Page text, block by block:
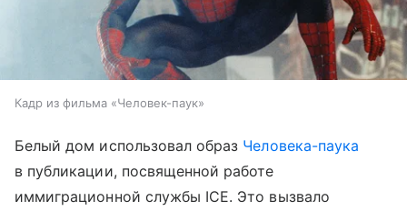
Кадр из фильма «Человек-паук»
Белый дом использовал образ Человека-паука
в публикации, посвященной работе
иммиграционной службы ICE. Это вызвало